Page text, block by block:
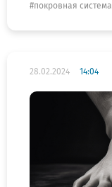
покровная система
28.02.2024 14:04